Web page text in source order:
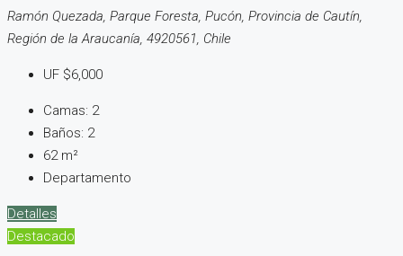
Ramón Quezada, Parque Foresta, Pucón, Provincia de Cautín,
Región de la Araucanía, 4920561, Chile
UF $6,000
Camas: 2
Baños: 2
62 m²
Departamento
Detalles
Destacado